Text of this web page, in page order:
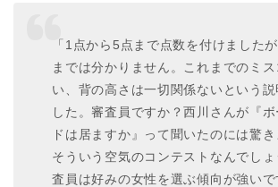
「1点から5点まで点数を付けました
までは分かりません。これまでのミ
い、背の高さは一切関係ないという説
した。審査員ですか？西川さんが『
ドは居ますか』って聞いたのには驚き
そういう空気のコンテストなんでし
査員は好みの女性を選ぶ傾向が強いで